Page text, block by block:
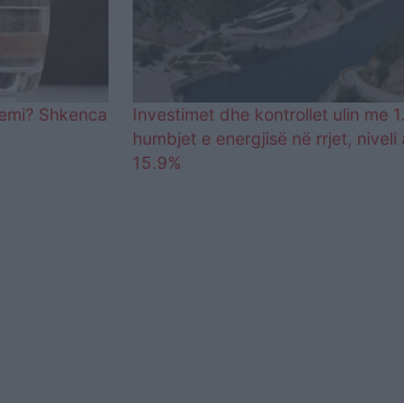
Shkenca
Investimet dhe kontrollet ulin me
humbjet e energjisë në rrjet, niveli
15.9%